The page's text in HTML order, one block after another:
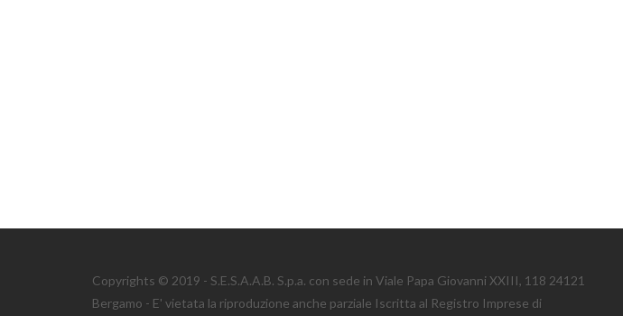
Copyrights © 2019 - S.E.S.A.A.B. S.p.a. con sede in Viale Papa Giovanni XXIII, 118 24121
Bergamo - E' vietata la riproduzione anche parziale Iscritta al Registro Imprese di